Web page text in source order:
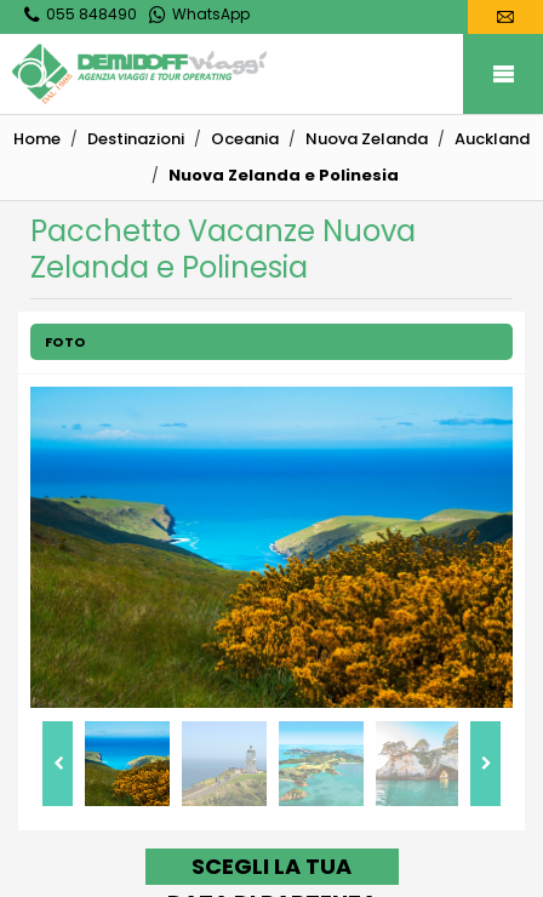
055 848490 WhatsApp
Home Destinazioni Oceania Nuova Zelanda
Auckland
Nuova Zelanda e Polinesia
Pacchetto Vacanze Nuova
Zelanda e Polinesia
FOTO
SCEGLI LA TUA